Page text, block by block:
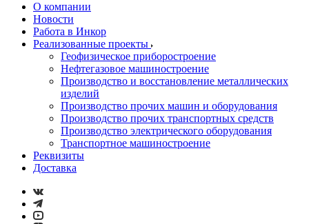
О компании
Новости
Работа в Инкор
Реализованные проекты
Геофизическое приборостроение
Нефтегазовое машиностроение
Производство и восстановление металлических
изделий
Производство прочих машин и оборудования
Производство прочих транспортных средств
Производство электрического оборудования
Транспортное машиностроение
Реквизиты
Доставка